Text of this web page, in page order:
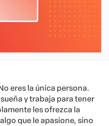
eres la única persona.
y trabaja para tener
les ofrezca la
que le apasione, sino